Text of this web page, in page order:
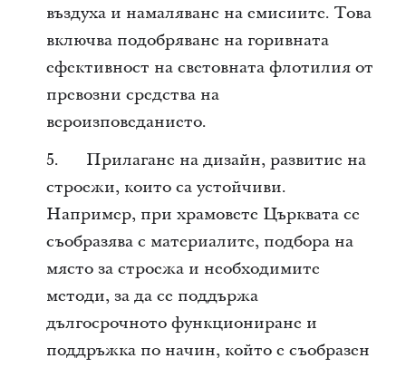
въздуха и намаляване на емисиите. Това
включва подобряване на горивната
ефeктивност на световната флотилия от
превозни средства на
вероизповеданието.
5. Прилагане на дизайн, развитие на
строежи, които са устойчиви.
Например, при храмовете Църквата се
съобразява с материалите, подбора на
място за строежа и необходимите
методи, за да се поддържа
дългосрочното функциониране и
поддръжка по начин, който е съобразен